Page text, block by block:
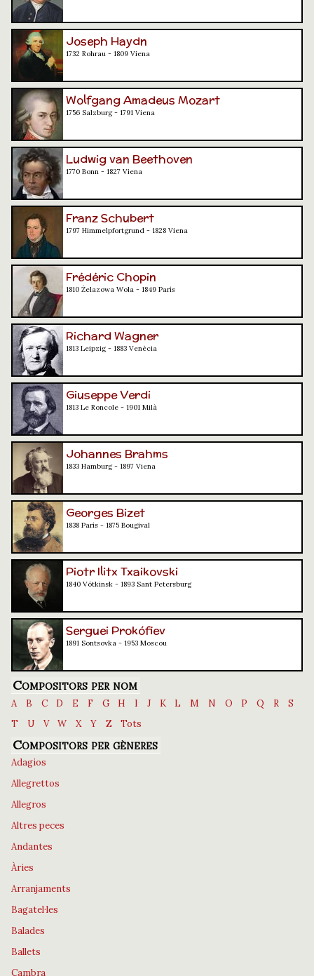
Joseph Haydn
1732 Rohrau - 1809 Viena
Wolfgang Amadeus Mozart
1756 Salzburg - 1791 Viena
Ludwig van Beethoven
1770 Bonn - 1827 Viena
Franz Schubert
1797 Himmelpfortgrund - 1828 Viena
Frédéric Chopin
1810 Żelazowa Wola - 1849 París
Richard Wagner
1813 Leipzig - 1883 Venècia
Giuseppe Verdi
1813 Le Roncole - 1901 Milà
Johannes Brahms
1833 Hamburg - 1897 Viena
Georges Bizet
1838 París - 1875 Bougival
Piotr Ilitx Txaikovski
1840 Vótkinsk - 1893 Sant Petersburg
Serguei Prokófiev
1891 Sontsovka - 1953 Moscou
Compositors per nom
A B C D E F G H I J K L M N O P Q R
S
T
U V W X Y Z Tots
Compositors per gèneres
Adagios
Allegrettos
Allegros
Altres peces
Andantes
Àries
Arranjaments
Bagatel·les
Balades
Ballets
Cambra